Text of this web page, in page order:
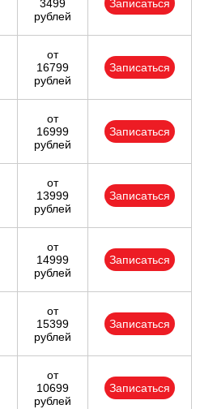
3499
рублей
Записаться
от
16799
рублей
Записаться
от
16999
рублей
Записаться
от
13999
рублей
Записаться
от
14999
рублей
Записаться
от
15399
рублей
Записаться
от
10699
рублей
Записаться